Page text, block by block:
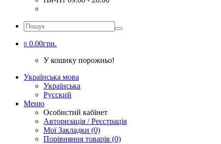
0 0.00грн.
У кошику порожньо!
Українська мова
Українська
Русский
Меню
Особистий кабінет
Авторизація / Реєстрація
Мої Закладки (0)
Порівняння товарів (0)